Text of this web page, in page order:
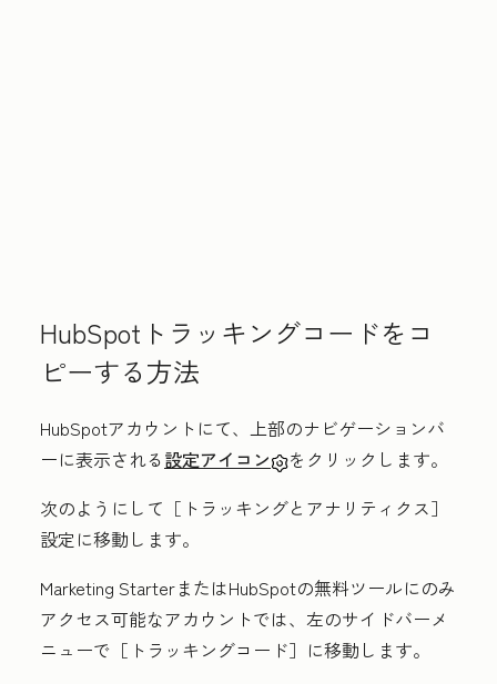
HubSpotトラッキングコードをコ
ピーする方法
HubSpotアカウントにて、上部のナビゲーションバ
ーに表示される設定アイコン
をクリックします。
次のようにして ［トラッキングとアナリティクス］
設定に移動します。
Marketing StarterまたはHubSpotの無料ツールにのみ
アクセス可能なアカウントでは、左のサイドバーメ
ニューで ［トラッキングコード］に移動します。